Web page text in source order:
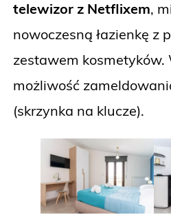
telewizor z Netflixem,
nowoczesną łazienkę z
zestawem kosmetyków.
możliwość
(skrzynka na klucze).